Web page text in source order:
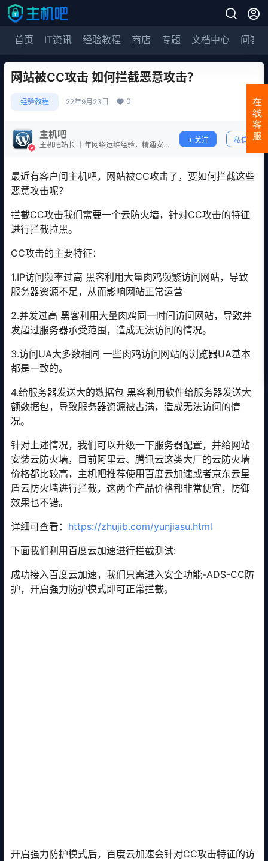
首页 IT资讯 经验教程 商店 专题 文档中心 问答
网站被CC攻击 如何拦截恶意攻击？
经验教程 22年9月23日 0
主机吧
主机吧站长 十年网络运维经验，精通安
关注 私信
最近有客户问主机吧，网站被CC攻击了，要如何拦截这些
恶意攻击呢？
拦截CC攻击我们需要一个云防火墙，针对CC攻击的特征
进行拦截拉黑。
CC攻击的主要特征：
1.IP访问频率过高 黑客利用大量肉鸡频繁访问网站，导致
服务器资源不足，从而影响网站正常运营
2.并发过高 黑客利用大量肉鸡同一时间访问网站，导致并
发超过服务器承受范围，造成无法访问的情况。
3.访问UA大多数相同 一些肉鸡访问网站的浏览器UA基本
都是一致的。
4.给服务器发送大的数据包 黑客利用软件给服务器发送大
额数据包，导致服务器资源被占满，造成无法访问的情
况。
针对上述情况，我们可以升级一下服务器配置，并给网站
安装云防火墙，目前阿里云、腾讯云这类大厂的云防火墙
价格都比较高，主机吧推荐使用百度云加速或者京东云星
盾云防火墙进行拦截，这两个产品价格都非常便宜，防御
效果也不错。
详细可查看： https://zhujib.com/yunjiasu.html
下面我们利用百度云加速进行拦截测试:
成功接入百度云加速，我们只需进入安全功能-ADS-CC防
护，开启强力防护模式即可正常拦截。
开启强力防护模式后，百度云加速会针对CC攻击特征的访
在
线
客
服